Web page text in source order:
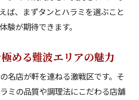
ば、まずタンとハラミを選ぶこと
験が期待できます。
める難波エリアの魅力
名店が軒を連ねる激戦区です。そ
ミの品質や調理法にこだわる店舗